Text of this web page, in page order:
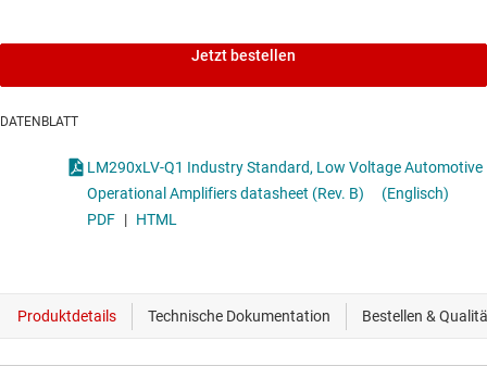
Jetzt bestellen
DATENBLATT
LM290xLV-Q1 Industry Standard, Low Voltage Automotive
Operational Amplifiers datasheet (Rev. B)
(Englisch)
PDF | HTML